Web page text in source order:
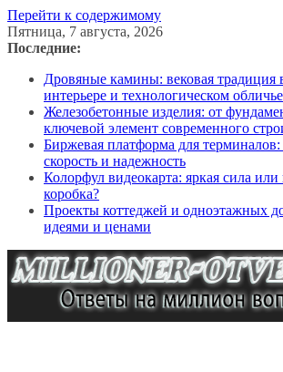
Перейти к содержимому
Пятница, 7 августа, 2026
Последние:
Дровяные камины: вековая традиция
интерьере и технологическом обличье
Железобетонные изделия: от
ключевой элемент современного
Биржевая платформа для терминалов:
скорость и надежность
Колорфул видеокарта: яркая сила или
коробка?
Проекты коттеджей и одноэтажных
идеями и ценами